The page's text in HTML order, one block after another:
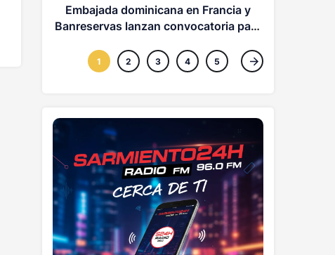
Embajada dominicana en Francia y
Banreservas lanzan convocatoria para
1 2 3 4 5